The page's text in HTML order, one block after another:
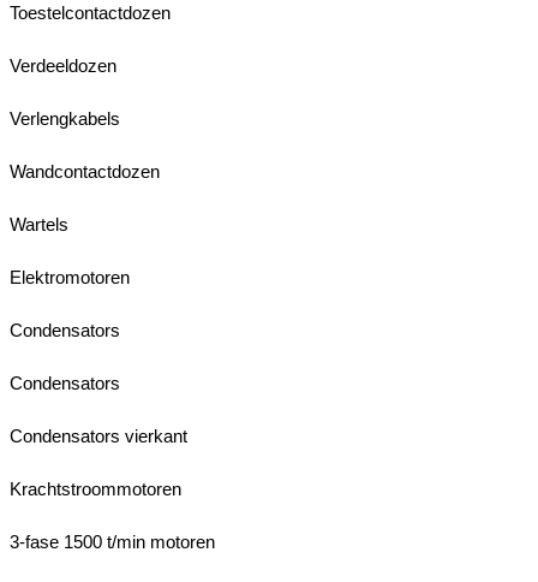
Toestelcontactdozen
Verdeeldozen
Verlengkabels
Wandcontactdozen
Wartels
Elektromotoren
Condensators
Condensators
Condensators vierkant
Krachtstroommotoren
3-fase 1500 t/min motoren